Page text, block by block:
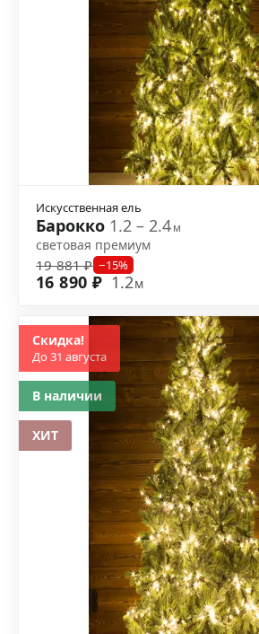
Искусственная ель
Барокко 1.2 – 2.4м
световая премиум
19 881 ₽ −15%
16 890 ₽ 1.2м
Скидка!
До 31 августа
В наличии
ХИТ